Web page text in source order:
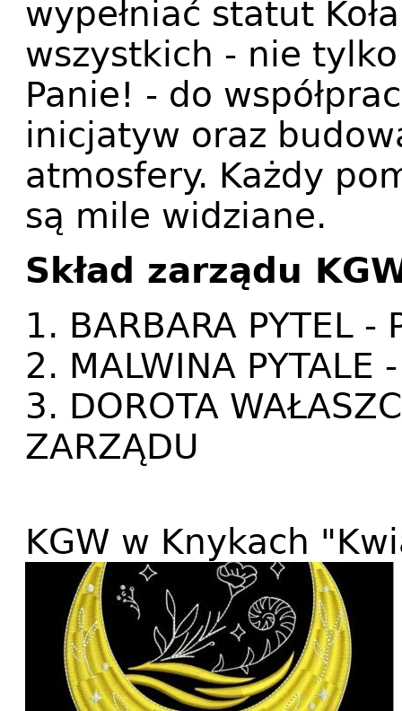
wypełniać statut
wszystkich - nie tylko
Panie! - do
inicjatyw oraz
atmosfery. Każdy
są mile widziane.
Skład zarządu
1. BARBARA PYTEL -
2. MALWINA PYTALE
3. DOROTA
ZARZĄDU
KGW w Knykach